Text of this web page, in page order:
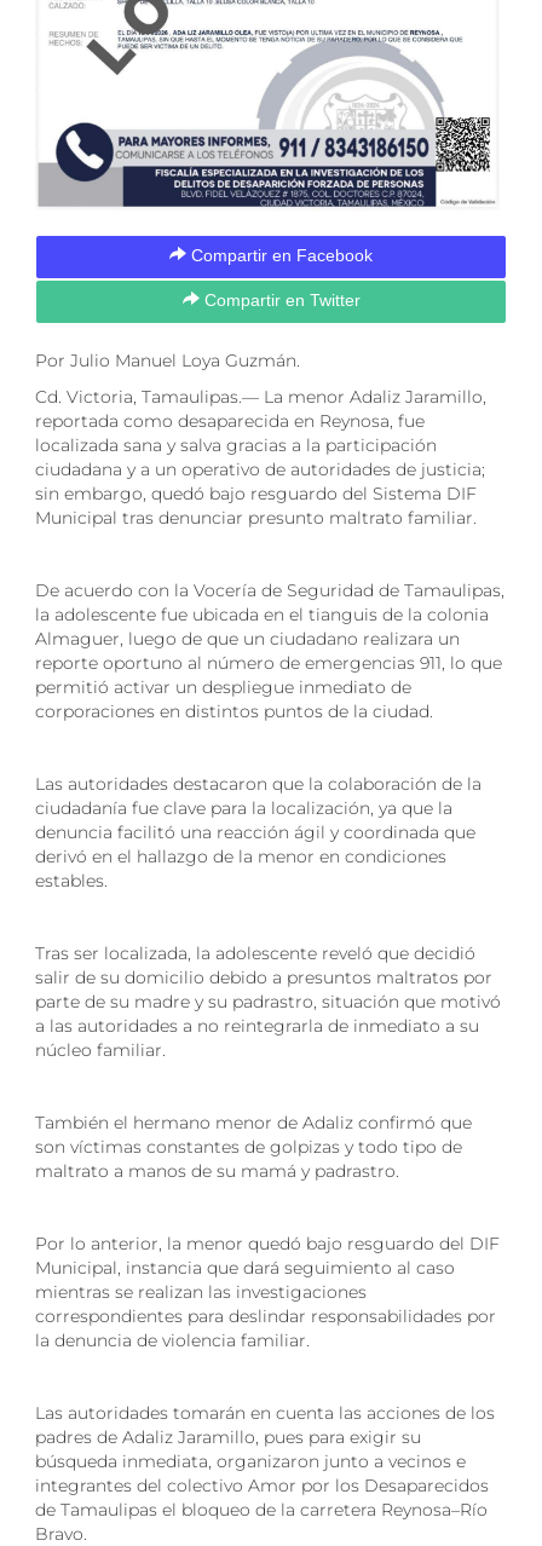
Compartir en Facebook
Compartir en Twitter
Por Julio Manuel Loya Guzmán.
Cd. Victoria, Tamaulipas.— La menor Adaliz Jaramillo,
reportada como desaparecida en Reynosa, fue
localizada sana y salva gracias a la participación
ciudadana y a un operativo de autoridades de justicia;
sin embargo, quedó bajo resguardo del Sistema DIF
Municipal tras denunciar presunto maltrato familiar.
De acuerdo con la Vocería de Seguridad de Tamaulipas,
la adolescente fue ubicada en el tianguis de la colonia
Almaguer, luego de que un ciudadano realizara un
reporte oportuno al número de emergencias 911, lo que
permitió activar un despliegue inmediato de
corporaciones en distintos puntos de la ciudad.
Las autoridades destacaron que la colaboración de la
ciudadanía fue clave para la localización, ya que la
denuncia facilitó una reacción ágil y coordinada que
derivó en el hallazgo de la menor en condiciones
estables.
Tras ser localizada, la adolescente reveló que decidió
salir de su domicilio debido a presuntos maltratos por
parte de su madre y su padrastro, situación que motivó
a las autoridades a no reintegrarla de inmediato a su
núcleo familiar.
También el hermano menor de Adaliz confirmó que
son víctimas constantes de golpizas y todo tipo de
maltrato a manos de su mamá y padrastro.
Por lo anterior, la menor quedó bajo resguardo del DIF
Municipal, instancia que dará seguimiento al caso
mientras se realizan las investigaciones
correspondientes para deslindar responsabilidades por
la denuncia de violencia familiar.
Las autoridades tomarán en cuenta las acciones de los
padres de Adaliz Jaramillo, pues para exigir su
búsqueda inmediata, organizaron junto a vecinos e
integrantes del colectivo Amor por los Desaparecidos
de Tamaulipas el bloqueo de la carretera Reynosa–Río
Bravo.